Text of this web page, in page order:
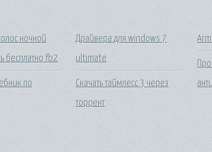
ночной
бесплатно fb2
по
Драйвера для windows 7
ultimate
Скачать таймлесс 3 через
торрент